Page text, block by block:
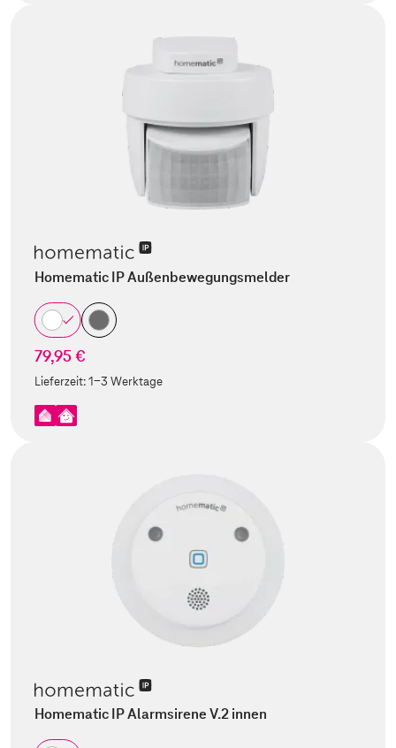
Homematic IP Außenbewegungsmelder
79,95 €
Lieferzeit:1-3 Werktage
Homematic IP Alarmsirene V.2 innen